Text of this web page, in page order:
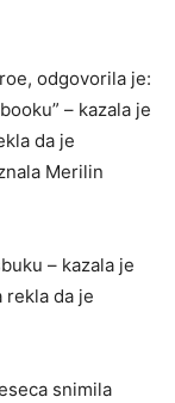
odgovorila je:
– kazala je
da je
Merilin
– kazala je
rekla da je
snimila